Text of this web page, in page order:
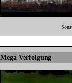
Mega Verfolgung